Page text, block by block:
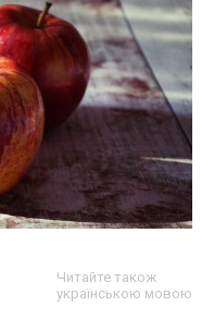
Читайте також
українською мовою